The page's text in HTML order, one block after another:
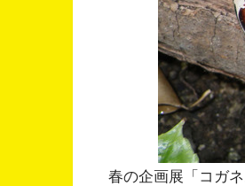
春の企画展「コガ